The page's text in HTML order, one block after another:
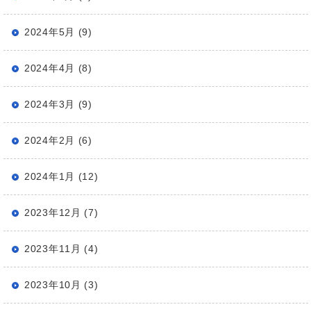
2024年5月 (9)
2024年4月 (8)
2024年3月 (9)
2024年2月 (6)
2024年1月 (12)
2023年12月 (7)
2023年11月 (4)
2023年10月 (3)